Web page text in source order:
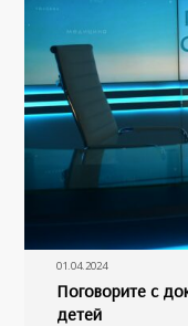
01.04.2024
Поговорите с
детей